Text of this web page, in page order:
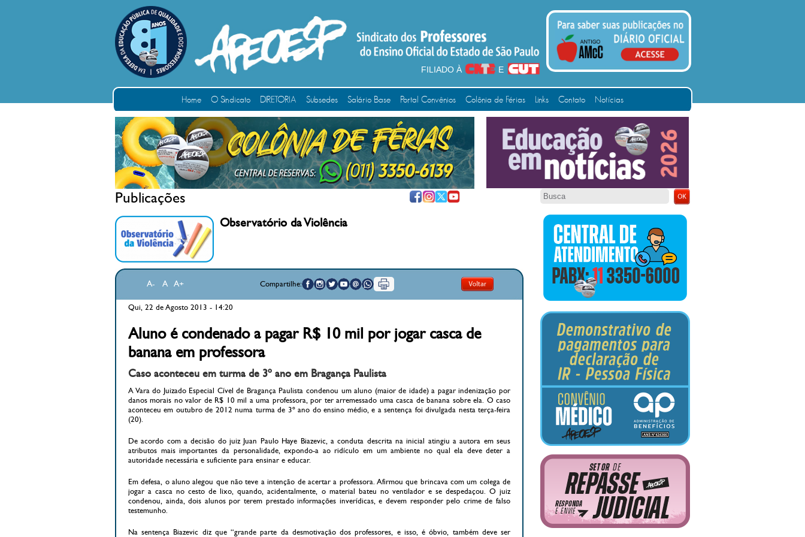
FILIADO À E
Home O Sindicato DIRETORIA Subsedes Salário Base Portal Convênios Colônia de Férias Links Contato Notícias
Publicações
Observatório da Violência
A- A A+ Compartilhe:
Qui, 22 de Agosto 2013 - 14:20
Aluno é condenado a pagar R$ 10 mil por jogar casca de
banana em professora
Caso aconteceu em turma de 3º ano em Bragança Paulista
A Vara do Juizado Especial Cível de Bragança Paulista condenou um aluno (maior de idade) a pagar indenização por
danos morais no valor de R$ 10 mil a uma professora, por ter arremessado uma casca de banana sobre ela. O caso
aconteceu em outubro de 2012 numa turma de 3º ano do ensino médio, e a sentença foi divulgada nesta terça-feira
(20).
De acordo com a decisão do juiz Juan Paulo Haye Biazevic, a conduta descrita na inicial atingiu a autora em seus
atributos mais importantes da personalidade, expondo-a ao ridículo em um ambiente no qual ela deve deter a
autoridade necessária e suficiente para ensinar e educar.
Em defesa, o aluno alegou que não teve a intenção de acertar a professora. Afirmou que brincava com um colega de
jogar a casca no cesto de lixo, quando, acidentalmente, o material bateu no ventilador e se despedaçou. O juiz
condenou, ainda, dois alunos por terem prestado informações inverídicas, e devem responder pelo crime de falso
testemunho.
Na sentença Biazevic diz que “grande parte da desmotivação dos professores, e isso, é óbvio, também deve ser